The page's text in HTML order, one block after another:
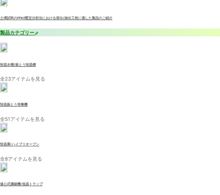
土壌試料のPFAS暫定分析法における溶出/抽出工程に適した製品のご紹介
製品カテゴリー
恒温水槽/振とう恒温槽
全23アイテムを見る
恒温振とう培養機
全51アイテムを見る
恒温庫/ハイブリオーブン
全8アイテムを見る
遠心式濃縮機/低温トラップ